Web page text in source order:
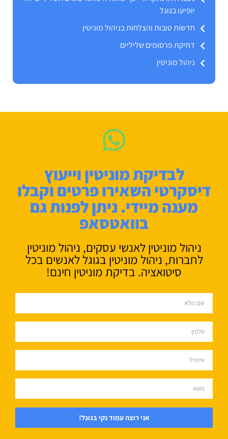
יופיעו בגוגל
חדשות טובות והצלחות בניהול מוניטין
דחיקת פרסומים שליליים
ניהול מוניטין
לבדיקת מוניטין וייעוץ
דיסקרטי השאירו פרטים וקבלו
מענה מיידי. ניתן לפנות גם
בוואטסאפ
ניהול מוניטין לאנשי עסקים, ניהול מוניטין
לחברות, ניהול מוניטין בגוגל לאנשים בכל
סיטואציה. בדיקת מוניטין חינם!
אני רוצה עמוד נקי בגוגל!